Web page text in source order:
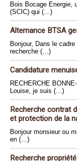
Bois Bocage Energie,
(SCIC) qui (…)
Alternance BTSA
Bonjour, Dans le
recherche (…)
Candidature
RECHERCHE
Louise, je suis (…)
Recherche contrat
et protection de la
Bonjour monsieur ou
en (…)
Recherche